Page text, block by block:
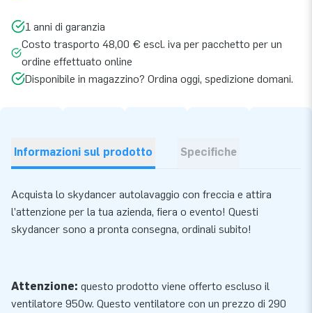
1 anni di garanzia
Costo trasporto 48,00 € escl. iva per pacchetto per un
ordine effettuato online
Disponibile in magazzino? Ordina oggi, spedizione domani.
Informazioni sul prodotto Specifiche
Acquista lo skydancer autolavaggio con freccia e attira
l’attenzione per la tua azienda, fiera o evento! Questi
skydancer sono a pronta consegna, ordinali subito!
Attenzione: questo prodotto viene offerto escluso il
ventilatore 950w. Questo ventilatore con un prezzo di 290